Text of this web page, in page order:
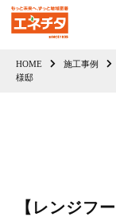
HOME 施工事例
様邸
【レンジ